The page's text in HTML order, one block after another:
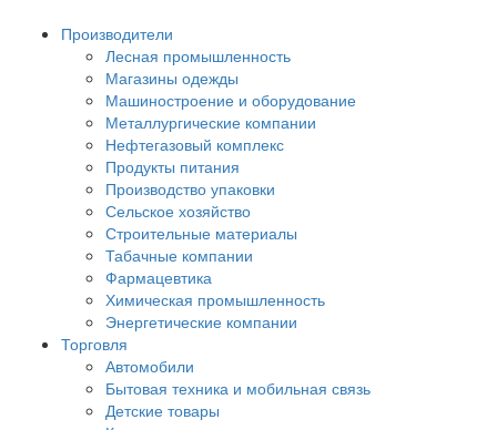
Производители
Лесная промышленность
Магазины одежды
Машиностроение и оборудование
Металлургические компании
Нефтегазовый комплекс
Продукты питания
Производство упаковки
Сельское хозяйство
Строительные материалы
Табачные компании
Фармацевтика
Химическая промышленность
Энергетические компании
Торговля
Автомобили
Бытовая техника и мобильная связь
Детские товары